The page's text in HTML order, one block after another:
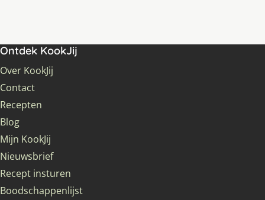
Ontdek KookJij
Over KookJij
Contact
Recepten
Blog
Mijn KookJij
Nieuwsbrief
Recept insturen
Boodschappenlijst